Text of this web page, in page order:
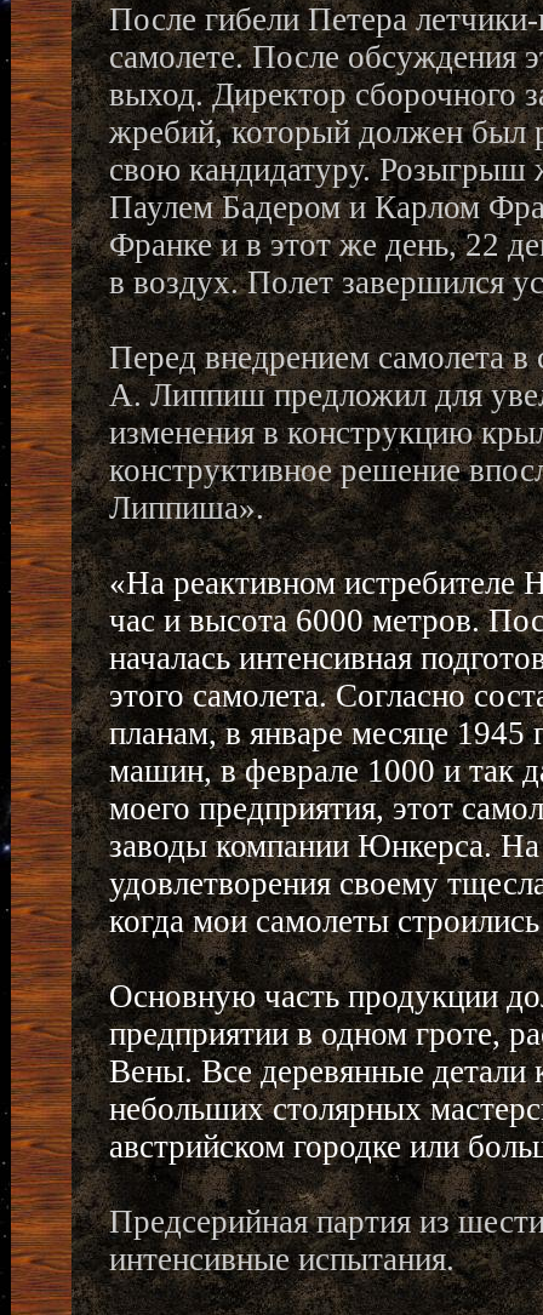
После гибели Петера летчики-
самолете. После обсуждения
выход. Директор сборочного
жребий, который должен был
свою кандидатуру.
Паулем Бадером и Карлом
Франке и в этот же день, 22
в воздух. Полет завершился
Перед внедрением самолета
А. Липпиш предложил для
изменения в конструкцию
конструктивное решение
Липпиша».
«На реактивном истребителе
час и высота 6000 метров.
началась интенсивная
этого самолета. Согласно
планам, в январе месяце
машин, в феврале 1000 и так
моего предприятия, этот
заводы компании Юнкерса. На
удовлетворения своему
когда мои самолеты
Основную часть продукции
предприятии в одном гроте,
Вены. Все деревянные детали
небольших столярных
австрийском городке или
Предсерийная партия из
интенсивные испытания.